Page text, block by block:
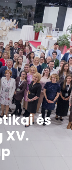
és
XV.